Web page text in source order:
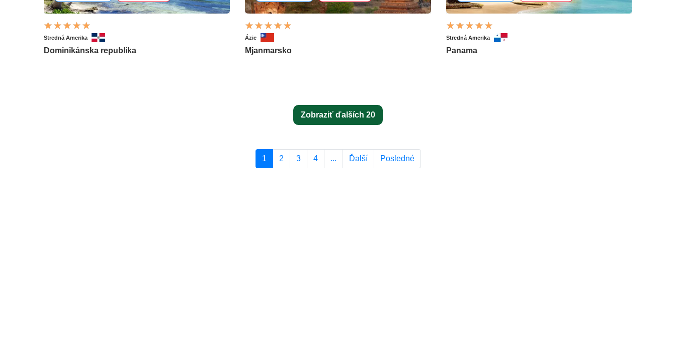
Stredná Amerika
Dominikánska republika
Ázie
Mjanmarsko
Stredná Amerika
Panama
Zobraziť ďalších 20
1 2 3 4 ... Ďalší Posledné